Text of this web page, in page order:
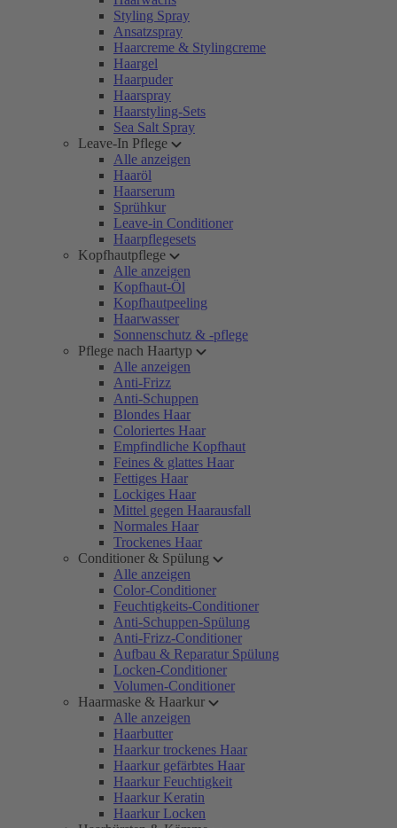
Styling Spray
Ansatzspray
Haarcreme & Stylingcreme
Haargel
Haarpuder
Haarspray
Haarstyling-Sets
Sea Salt Spray
Leave-In Pflege
Alle anzeigen
Haaröl
Haarserum
Sprühkur
Leave-in Conditioner
Haarpflegesets
Kopfhautpflege
Alle anzeigen
Kopfhaut-Öl
Kopfhautpeeling
Haarwasser
Sonnenschutz & -pflege
Pflege nach Haartyp
Alle anzeigen
Anti-Frizz
Anti-Schuppen
Blondes Haar
Coloriertes Haar
Empfindliche Kopfhaut
Feines & glattes Haar
Fettiges Haar
Lockiges Haar
Mittel gegen Haarausfall
Normales Haar
Trockenes Haar
Conditioner & Spülung
Alle anzeigen
Color-Conditioner
Feuchtigkeits-Conditioner
Anti-Schuppen-Spülung
Anti-Frizz-Conditioner
Aufbau & Reparatur Spülung
Locken-Conditioner
Volumen-Conditioner
Haarmaske & Haarkur
Alle anzeigen
Haarbutter
Haarkur trockenes Haar
Haarkur gefärbtes Haar
Haarkur Feuchtigkeit
Haarkur Keratin
Haarkur Locken